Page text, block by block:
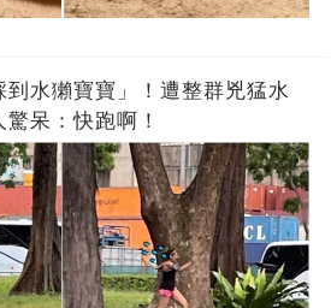
水獺寶寶」！遭整群兇猛水
呆：快跑啊！